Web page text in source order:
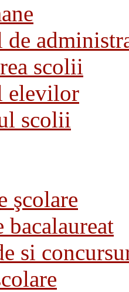
scolii
elevilor
scolii
şcolare
bacalaureat
si